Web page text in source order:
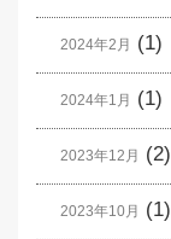
2024年2月 (1)
2024年1月 (1)
2023年12月 (2)
2023年10月 (1)